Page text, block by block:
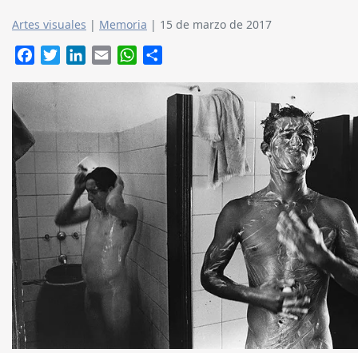
Artes visuales | Memoria | 15 de marzo de 2017
FacebookTwitterLinkedIn
Email WhatsApp